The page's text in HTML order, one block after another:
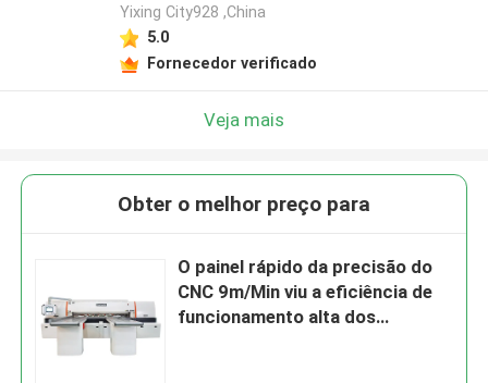
Yixing City928 ,China
5.0
Fornecedor verificado
Veja mais
Obter o melhor preço para
O painel rápido da precisão do
CNC 9m/Min viu a eficiência de
funcionamento alta dos